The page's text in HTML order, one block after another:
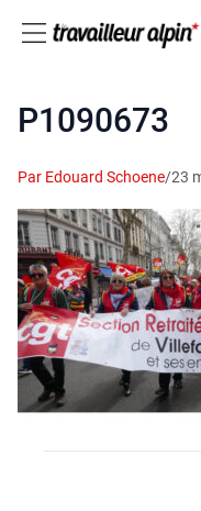
P1090673
Par Edouard Schoene/23